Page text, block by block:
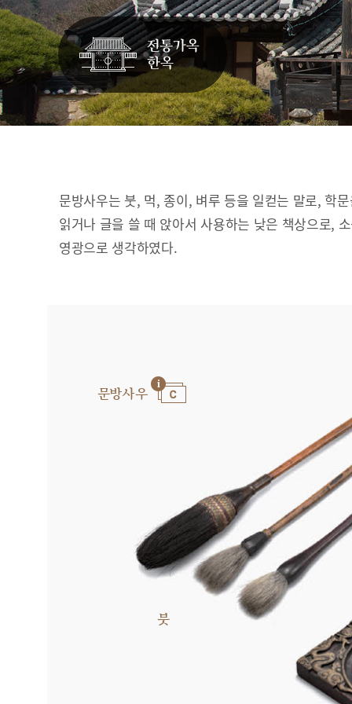
문방사우는 붓, 먹, 종이, 벼루 등을 일컫는 말로, 학
읽거나 글을 쓸 때 앉아서 사용하는 낮은 책상으로,
영광으로 생각하였다.
문방사우
붓